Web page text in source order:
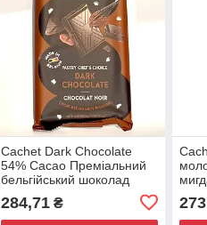
Cachet Dark Chocolate
54% Cacao Преміальний
бельгійський шоколад
284,71₴